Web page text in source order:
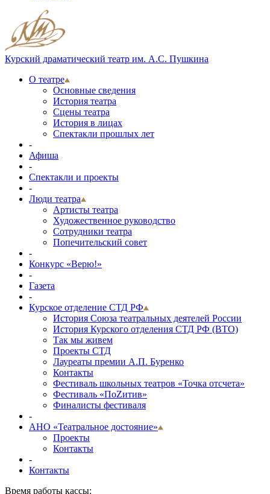
Курский драматический театр им. А.С. Пушкина
О театре
Основные сведения
История театра
Сцены театра
История в лицах
Спектакли прошлых лет
-
Афиша
-
Спектакли и проекты
-
Люди театра
Артисты театра
Художественное руководство
Сотрудники театра
Попечительский совет
-
Конкурс «Верю!»
-
Газета
-
Курское отделение СТД РФ
История Союза театральных деятелей России
История Курского отделения СТД РФ (ВТО)
Так мы живем
Проекты СТД
Лауреаты премии А.П. Буренко
Контакты
Фестиваль школьных театров «Точка отсчета»
Фестиваль «ПоZитив»
Финалисты фестиваля
-
АНО «Театральное достояние»
Проекты
Контакты
-
Контакты
Время работы кассы: